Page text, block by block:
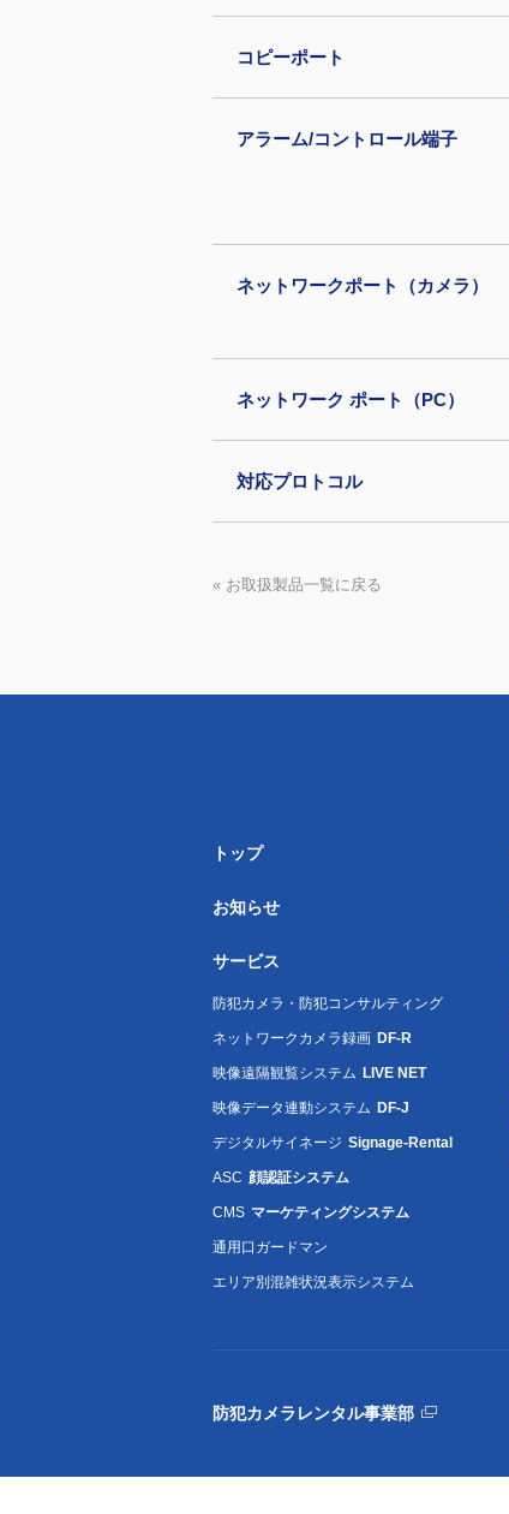
コピーポート
アラーム/コントロール端子
ネットワークポート（カメラ）
ネットワーク ポート（PC）
対応プロトコル
« お取扱製品一覧に戻る
トップ
お知らせ
サービス
防犯カメラ・防犯コンサルティング
ネットワークカメラ録画 DF-R
映像遠隔観覧システム LIVE NET
映像データ連動システム DF-J
デジタルサイネージ Signage-Rental
ASC 顔認証システム
CMS マーケティングシステム
通用口ガードマン
エリア別混雑状況表示システム
防犯カメラレンタル事業部